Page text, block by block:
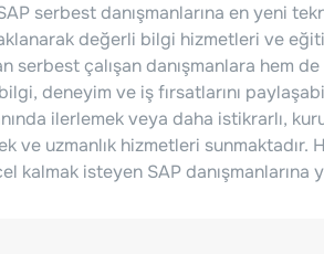
serbest danışmanlarına en yeni
değerli bilgi hizmetleri ve
serbest çalışan danışmanlara hem
deneyim ve iş fırsatlarını
ilerlemek veya daha istikrarlı,
ve uzmanlık hizmetleri
kalmak isteyen SAP